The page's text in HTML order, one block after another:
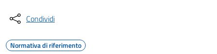
Condividi
Normativa di riferimento